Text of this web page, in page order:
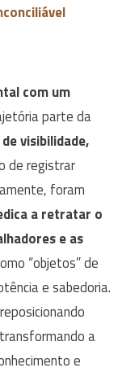
com um
parte da
visibilidade,
de registrar
foram
a retratar o
e as
“objetos” de
e sabedoria.
a
e